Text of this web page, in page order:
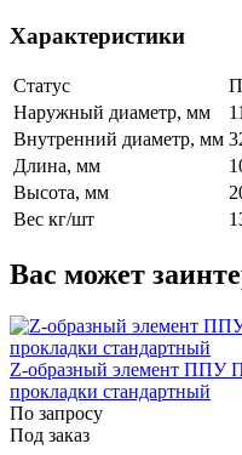
Характеристики
Статус
Наружный диаметр, мм
Внутренний диаметр, мм
Длина, мм
Высота, мм
Вес кг/шт
Вас может
Z-образный элемент ППУ
прокладки стандартный
По запросу
Под заказ